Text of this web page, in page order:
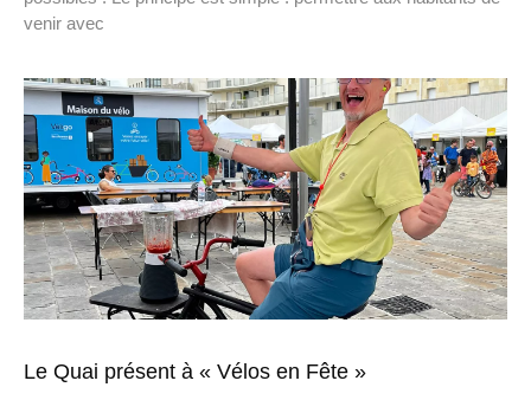
venir avec
Le Quai présent à « Vélos en Fête »